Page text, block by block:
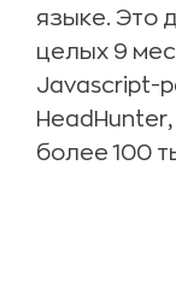
языке. Это
целых 9
Javascript-
более 100